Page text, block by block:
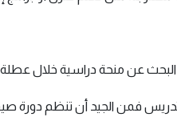
عن منحة دراسية خلال
فمن الجيد أن تنظم دورة